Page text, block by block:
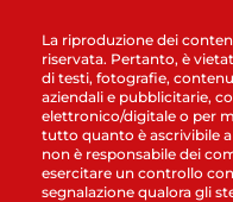
La riproduzione dei
riservata. Pertanto, è
di testi, fotografie,
aziendali e pubblicitarie,
elettronico/digitale o per
tutto quanto è ascrivibile
non è responsabile dei
esercitare un controllo
segnalazione qualora gli